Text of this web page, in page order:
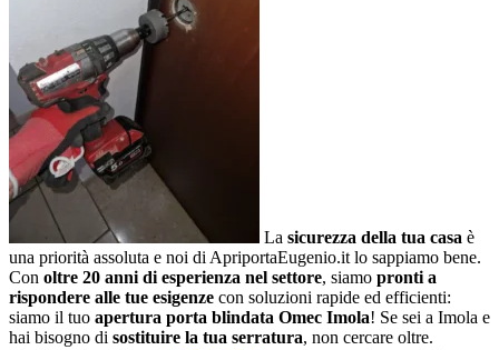
La sicurezza della tua casa è
una priorità assoluta e noi di ApriportaEugenio.it lo sappiamo bene.
Con oltre 20 anni di esperienza nel settore, siamo pronti a
rispondere alle tue esigenze con soluzioni rapide ed efficienti:
siamo il tuo apertura porta blindata Omec Imola! Se sei a Imola e
hai bisogno di sostituire la tua serratura, non cercare oltre.